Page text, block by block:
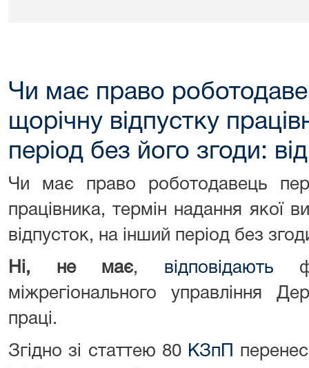
Чи має право
щорічну відпустку
період без його згоди:
Чи має право роботодавець
працівника, термін надання якої
відпусток, на інший період без
Ні, не має, відповідають
міжрегіонального управління
праці.
Згідно зі статтею 80 КЗпП